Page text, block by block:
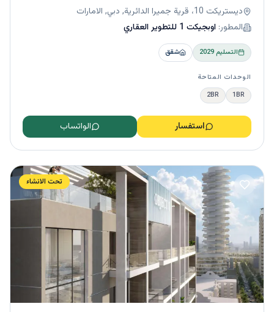
ديستريكت 10، قرية جميرا الدائرية, دبي, الامارات
المطور: اوبجيكت 1 للتطوير العقاري
التسليم2029 شقق
الوحدات المتاحة
1BR
2BR
استفسار الواتساب
تحت الانشاء